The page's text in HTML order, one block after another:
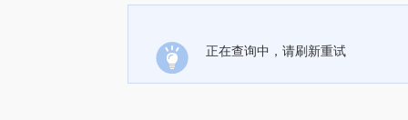
正在查询中，请刷新重试